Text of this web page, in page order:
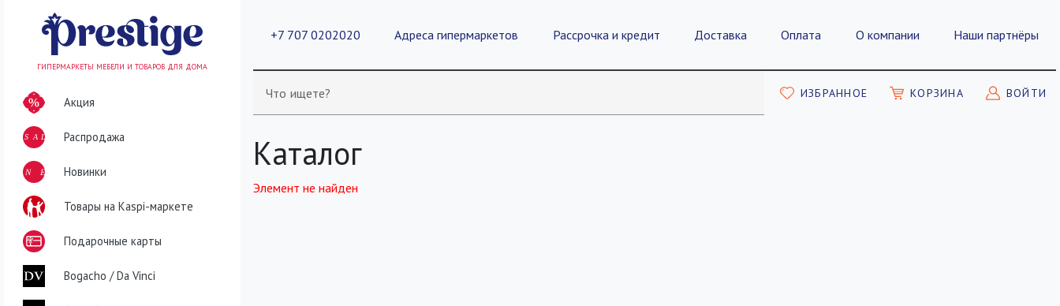
+7 707 0202020 Адреса гипермаркетов Рассрочка и кредит Доставка Оплата О компании Наши партнёры
Что ищете? ИЗБРАННОЕ КОРЗИНА ВОЙТИ
ГИПЕРМАРКЕТЫ МЕБЕЛИ И ТОВАРОВ ДЛЯ ДОМА
Акция
SALE Распродажа
NEWНовинки
Товары на Kaspi-маркете
Подарочные карты
Bogacho / Da Vinci
Каталог
Элемент не найден